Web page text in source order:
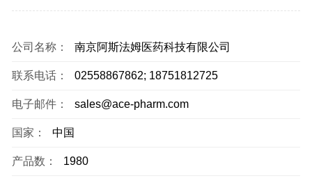
公司名称： 南京阿斯法姆医药科技有限公司
联系电话： 02558867862; 18751812725
电子邮件： sales@ace-pharm.com
国家： 中国
产品数： 1980